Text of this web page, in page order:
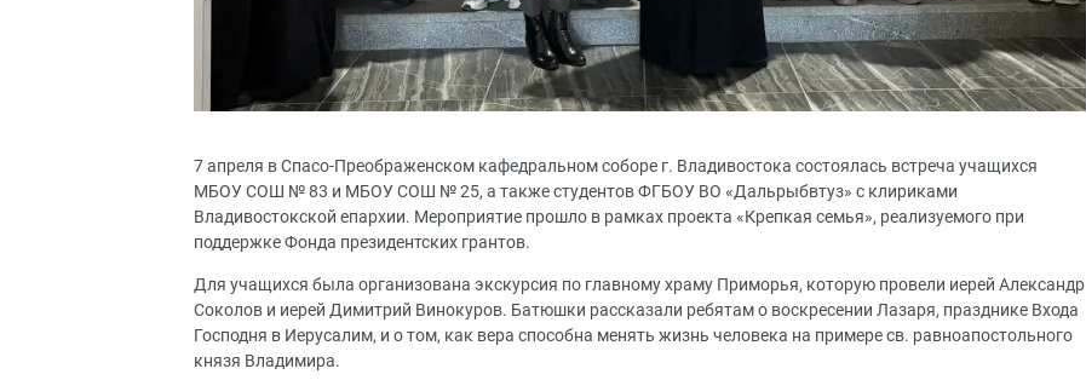
7 апреля в Спасо-Преображенском кафедральном соборе г. Владивостока состоялась встреча учащихся
МБОУ СОШ № 83 и МБОУ СОШ № 25, а также студентов ФГБОУ ВО «Дальрыбвтуз» с клириками
Владивостокской епархии. Мероприятие прошло в рамках проекта «Крепкая семья», реализуемого при
поддержке Фонда президентских грантов.
Для учащихся была организована экскурсия по главному храму Приморья, которую провели иерей Александр
Соколов и иерей Димитрий Винокуров. Батюшки рассказали ребятам о воскресении Лазаря, празднике Входа
Господня в Иерусалим, и о том, как вера способна менять жизнь человека на примере св. равноапостольного
князя Владимира.